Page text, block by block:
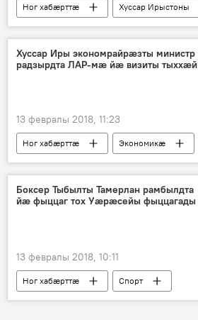
Ног хабӕрттӕ
Хуссар Ирыстоны
Культурӕ
Хуссар Иры экономрайрæзты министр
радзырдта ЛАР-мæ йæ визиты тыххæй
13 февралы 2018, 11:23
Ног хабӕрттӕ
Экономикӕ
Хуссар Ирыстоны
Боксер Тыбылты Тамерлан рамбылдта
йæ фыццаг тох Уæрæсейы фыццагады
13 февралы 2018, 10:11
Ног хабӕрттӕ
Спорт
Цӕгат Ирыстон
Хуссар Ирыстоны